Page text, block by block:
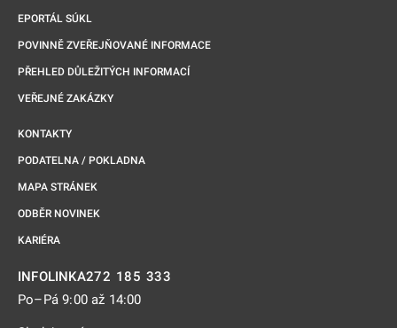
EPORTÁL SÚKL
POVINNĚ ZVEŘEJŇOVANÉ INFORMACE
PŘEHLED DŮLEŽITÝCH INFORMACÍ
VEŘEJNÉ ZAKÁZKY
KONTAKTY
PODATELNA / POKLADNA
MAPA STRÁNEK
ODBĚR NOVINEK
KARIÉRA
INFOLINKA272 185 333
Po–Pá 9:00 až 14:00